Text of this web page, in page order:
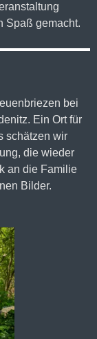
Spaß gemacht.
bei
Ein Ort für
schätzen wir
die wieder
an die Familie
Bilder.